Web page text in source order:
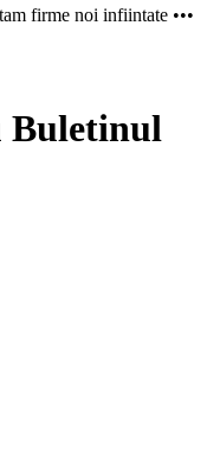
firme noi infiintate •••
Buletinul